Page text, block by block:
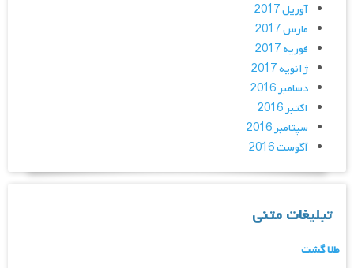
آوریل 2017
مارس 2017
فوریه 2017
ژانویه 2017
دسامبر 2016
اکتبر 2016
سپتامبر 2016
آگوست 2016
تبلیغات متنی
طلا گشت